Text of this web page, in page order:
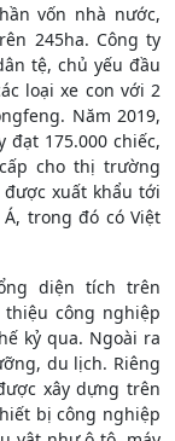
vốn nhà nước,
245ha. Công ty
tệ, chủ yếu đầu
loại xe con với 2
Năm 2019,
175.000 chiếc,
cho thị trường
xuất khẩu tới
trong đó có Việt
diện tích trên
thiệu công nghiệp
kỷ qua. Ngoài ra
du lịch. Riêng
xây dựng trên
bị công nghiệp